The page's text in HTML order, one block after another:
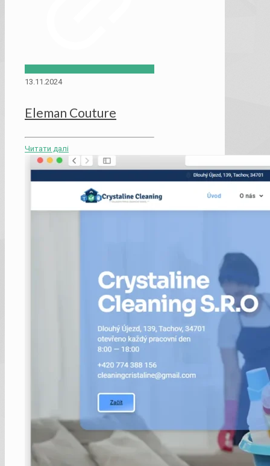
13.11.2024
Eleman Couture
Читати далі